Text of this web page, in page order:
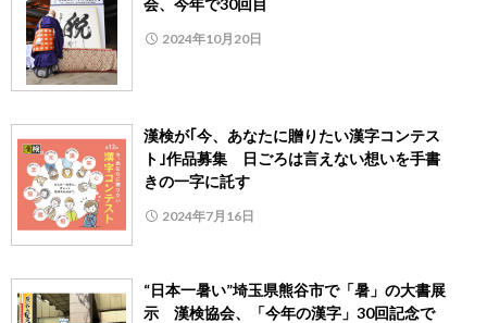
2024年10月20日
漢検が｢今、あなたに贈りたい漢字コンテス
ト｣作品募集 日ごろは言えない想いを手書
きの一字に託す
2024年7月16日
“日本一暑い”埼玉県熊谷市で「暑」の大書展
示 漢検協会、「今年の漢字」30回記念で